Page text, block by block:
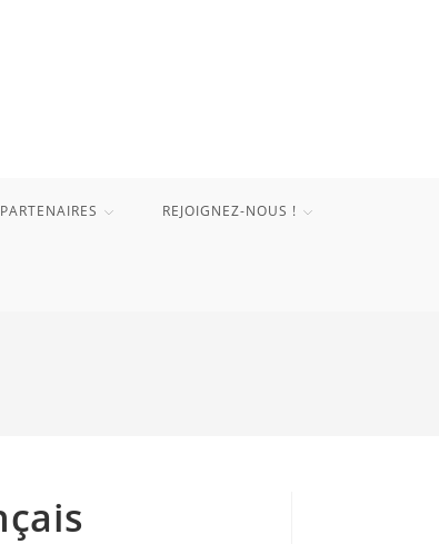
PARTENAIRES REJOIGNEZ-NOUS !